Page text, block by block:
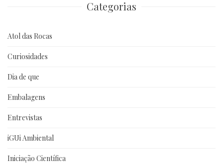
Categorias
Atol das Rocas
Curiosidades
Dia de que
Embalagens
Entrevistas
iGUi Ambiental
Iniciação Científica